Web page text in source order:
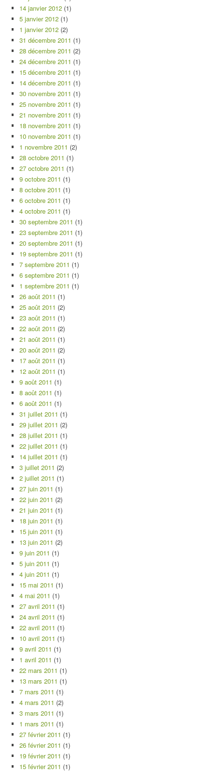
14 janvier 2012 (1)
5 janvier 2012 (1)
1 janvier 2012 (2)
31 décembre 2011 (1)
28 décembre 2011 (2)
24 décembre 2011 (1)
15 décembre 2011 (1)
14 décembre 2011 (1)
30 novembre 2011 (1)
25 novembre 2011 (1)
21 novembre 2011 (1)
18 novembre 2011 (1)
10 novembre 2011 (1)
1 novembre 2011 (2)
28 octobre 2011 (1)
27 octobre 2011 (1)
9 octobre 2011 (1)
8 octobre 2011 (1)
6 octobre 2011 (1)
4 octobre 2011 (1)
30 septembre 2011 (1)
23 septembre 2011 (1)
20 septembre 2011 (1)
19 septembre 2011 (1)
7 septembre 2011 (1)
6 septembre 2011 (1)
1 septembre 2011 (1)
26 août 2011 (1)
25 août 2011 (2)
23 août 2011 (1)
22 août 2011 (2)
21 août 2011 (1)
20 août 2011 (2)
17 août 2011 (1)
12 août 2011 (1)
9 août 2011 (1)
8 août 2011 (1)
6 août 2011 (1)
31 juillet 2011 (1)
29 juillet 2011 (2)
28 juillet 2011 (1)
22 juillet 2011 (1)
14 juillet 2011 (1)
3 juillet 2011 (2)
2 juillet 2011 (1)
27 juin 2011 (1)
22 juin 2011 (2)
21 juin 2011 (1)
18 juin 2011 (1)
15 juin 2011 (1)
13 juin 2011 (2)
9 juin 2011 (1)
5 juin 2011 (1)
4 juin 2011 (1)
15 mai 2011 (1)
4 mai 2011 (1)
27 avril 2011 (1)
24 avril 2011 (1)
22 avril 2011 (1)
10 avril 2011 (1)
9 avril 2011 (1)
1 avril 2011 (1)
22 mars 2011 (1)
13 mars 2011 (1)
7 mars 2011 (1)
4 mars 2011 (2)
3 mars 2011 (1)
1 mars 2011 (1)
27 février 2011 (1)
26 février 2011 (1)
19 février 2011 (1)
15 février 2011 (1)